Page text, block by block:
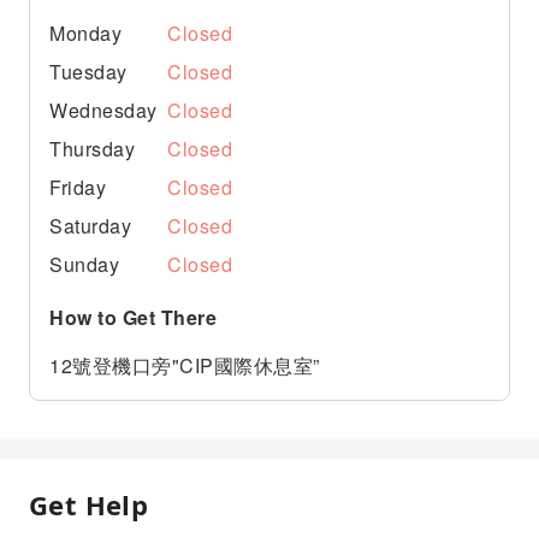
Monday
Closed
Tuesday
Closed
Wednesday Closed
Thursday
Closed
Friday
Closed
Saturday
Closed
Sunday
Closed
How to Get There
12號登機口旁"CIP國際休息室”
Get Help